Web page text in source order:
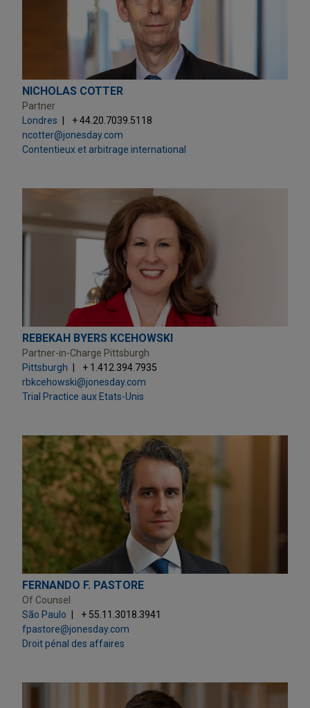
NICHOLAS COTTER
Partner
Londres
+ 44.20.7039.5118
ncotter@jonesday.com
Contentieux et arbitrage international
REBEKAH BYERS KCEHOWSKI
Partner-in-Charge Pittsburgh
Pittsburgh
+ 1.412.394.7935
rbkcehowski@jonesday.com
Trial Practice aux Etats-Unis
FERNANDO F. PASTORE
Of Counsel
São Paulo
+ 55.11.3018.3941
fpastore@jonesday.com
Droit pénal des affaires